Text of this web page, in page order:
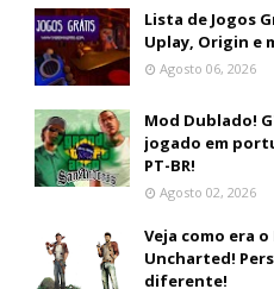
Lista de Jogos
Uplay, Origin e
Agosto 06, 2026
Mod Dublado!
jogado em
PT-BR!
Agosto 02, 2026
Veja como era
Uncharted!
diferente!